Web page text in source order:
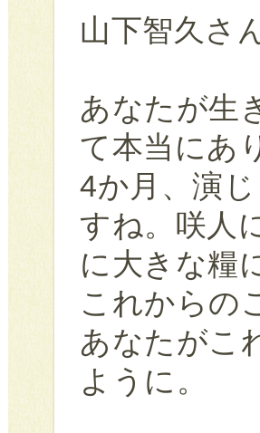
山下智久さ
あなたが生
て本当にあ
4か月、演
すね。咲人
に大きな糧
これからの
あなたがこ
ように。